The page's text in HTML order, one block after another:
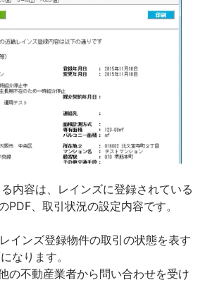
内容は、レインズに登録されている
PDF、取引状況の設定内容です。
インズ登録物件の取引の状態を表す
なります。
の不動産業者から問い合わせを受け